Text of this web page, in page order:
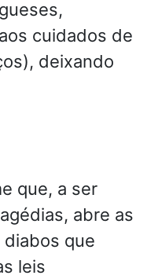
cuidados de
deixando
que, a ser
abre as
que
leis